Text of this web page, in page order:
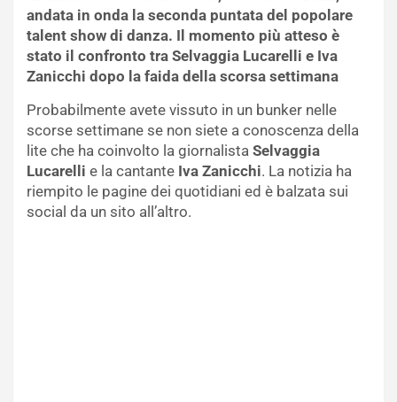
andata in onda la seconda puntata del popolare
talent show di danza. Il momento più atteso è
stato il confronto tra Selvaggia Lucarelli e Iva
Zanicchi dopo la faida della scorsa settimana
Probabilmente avete vissuto in un bunker nelle
scorse settimane se non siete a conoscenza della
lite che ha coinvolto la giornalista Selvaggia
Lucarelli e la cantante Iva Zanicchi. La notizia ha
riempito le pagine dei quotidiani ed è balzata sui
social da un sito all’altro.